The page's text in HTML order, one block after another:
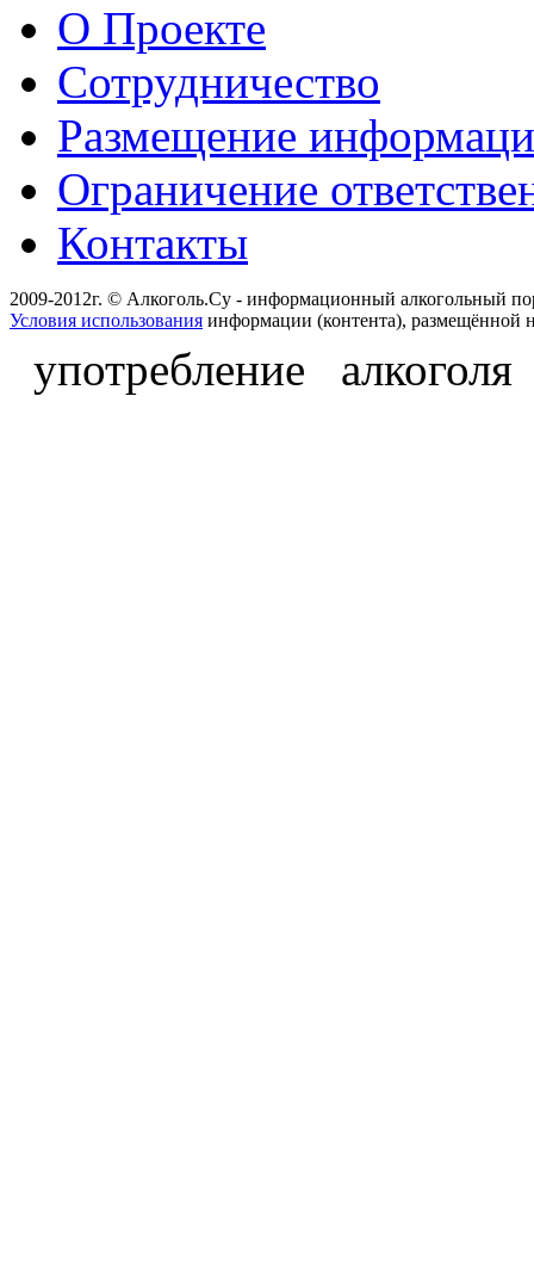
О Проекте
Сотрудничество
Размещение
Ограничение
Контакты
2009-2012г. © Алкоголь.Су - информационный алкогольный
Условия использования информации (контента), размещённой
употребление